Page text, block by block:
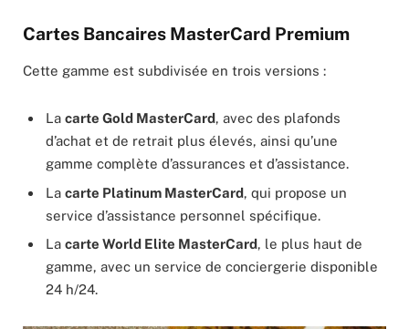
Cartes Bancaires MasterCard Premium
Cette gamme est subdivisée en trois versions :
La carte Gold MasterCard, avec des plafonds
d’achat et de retrait plus élevés, ainsi qu’une
gamme complète d’assurances et d’assistance.
La carte Platinum MasterCard, qui propose un
service d’assistance personnel spécifique.
La carte World Elite MasterCard, le plus haut de
gamme, avec un service de conciergerie disponible
24 h/24.